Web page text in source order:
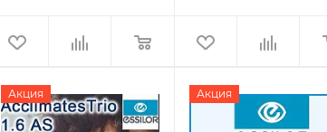
Акция Акция